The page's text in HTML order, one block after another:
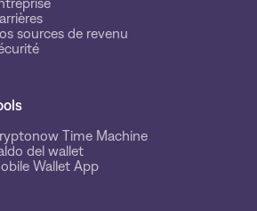
sources de revenu
Time Machine
del wallet
Wallet App